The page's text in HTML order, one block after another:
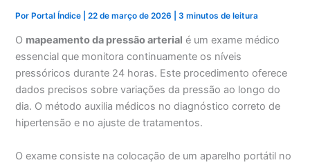
PorPortal Índice |22 de março de 2026 |3 minutos de leitura
O mapeamento da pressão arterial é um exame médico
essencial que monitora continuamente os níveis
pressóricos durante 24 horas. Este procedimento oferece
dados precisos sobre variações da pressão ao longo do
dia. O método auxilia médicos no diagnóstico correto de
hipertensão e no ajuste de tratamentos.
O exame consiste na colocação de um aparelho portátil no